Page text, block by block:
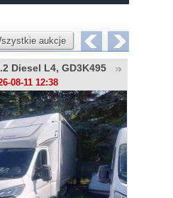
aukcje
Diesel L4, GD3K495
08-11 12:38